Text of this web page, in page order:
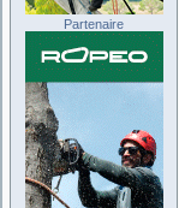
Partenaire